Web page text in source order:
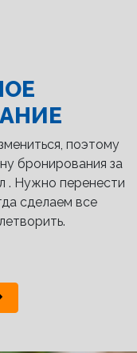
поэтому
бронирования за
. Нужно перенести
сделаем все